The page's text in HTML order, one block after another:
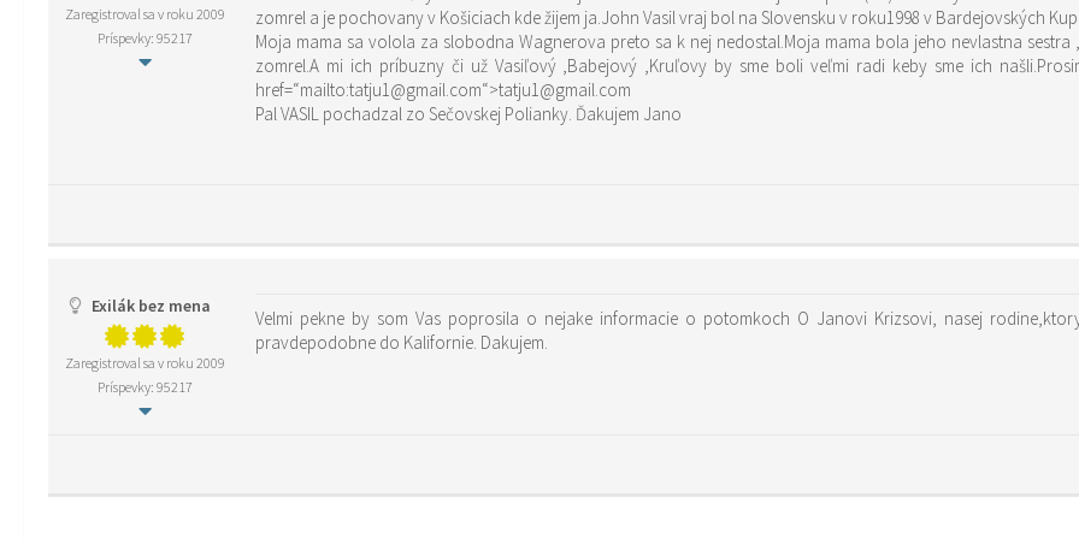
Zaregistroval sa v roku 2009
Príspevky: 95217
zomrel a je pochovany v Košiciach kde žijem ja.John Vasil vraj bol na Slovensku v roku1998 v Bardejovských
Moja mama sa volola za slobodna Wagnerova preto sa k nej nedostal.Moja mama bola jeho nevlastna sestra
zomrel.A mi ich príbuzny či už Vasiľový ,Babejový ,Kruľovy by sme boli veľmi radi keby sme ich
href=“mailto:tatju1@gmail.com“>tatju1@gmail.com
Pal VASIL pochadzal zo Sečovskej Polianky. Ďakujem Jano
Exilák bez mena
Zaregistroval sa v roku 2009
Príspevky: 95217
Velmi pekne by som Vas poprosila o nejake informacie o potomkoch O Janovi Krizsovi, nasej rodine,ktory sa odstahoval zo Slovenska-Ratkovskej Zdychavy do USA
pravdepodobne do Kalifornie. Dakujem.